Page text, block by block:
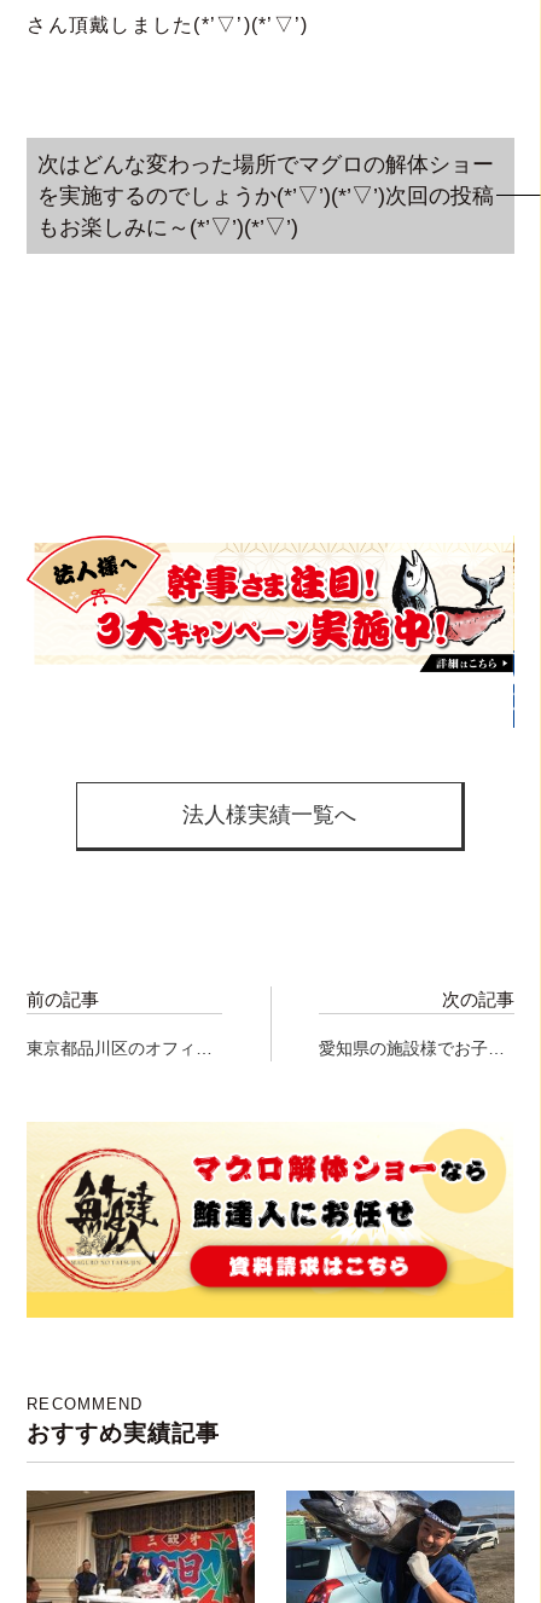
さん頂戴しました(*’▽’)(*’▽’)
次はどんな変わった場所でマグロの解体ショー
を実施するのでしょうか(*’▽’)(*’▽’)次回の投稿
もお楽しみに～(*’▽’)(*’▽’)
法人様実績一覧へ
前の記事
東京都品川区のオフィス
持ちし、マグロの解体シ
ョーを行いお祝いしてま
いりました
次の記事
愛知県の施設様でお子様
解体ショーを実施！？
RECOMMEND
おすすめ実績記事